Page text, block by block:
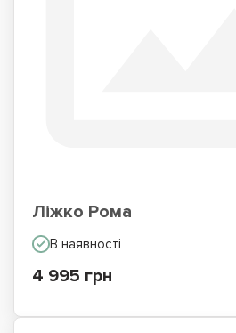
Ліжко Рома
В наявності
4 995 грн